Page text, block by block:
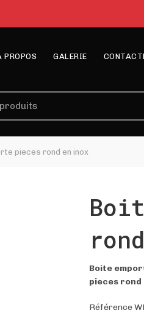
PROPOS GALERIE
pieces rond en inox
Boite
pieces rond
Référence